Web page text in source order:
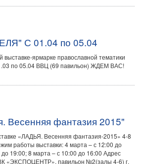
С 01.04 по 05.04
выставке-ярмарке православной тематики
по 05.04 ВВЦ (69 павильон) ЖДЕМ ВАС!
Весенняя фантазия 2015"
«ЛАДЬЯ. Весенняя фантазия-2015» 4-8
работы выставки: 4 марта – с 12:00 до
19:00; 8 марта – с 10:00 до 16:00 Адрес
«ЭКСПОЦЕНТР», павильон №2(залы 4-6) г.